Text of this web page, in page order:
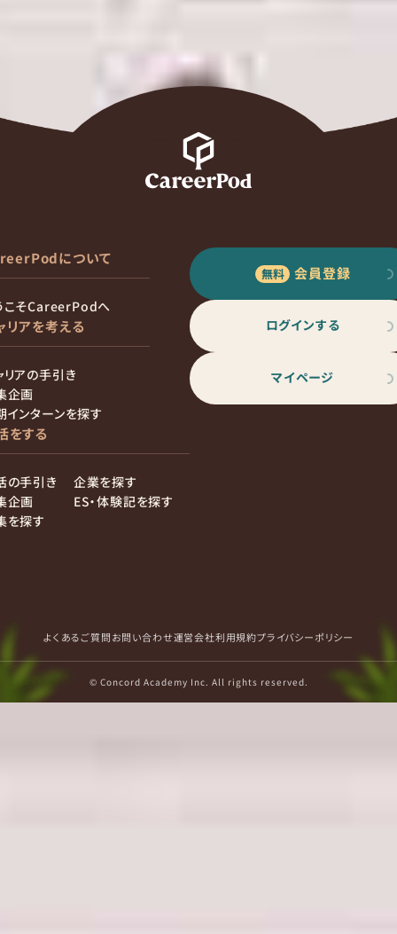
について
こそCareerPodへ
リアを考える
リアの手引き
企画
インターンを探す
をする
の手引き
企画
を探す
企業を探す
ES・体験記を探す
会員登録
ログインする
マイページ
よくあるご質問お問い合わせ運営会社利用規約プライバシーポリシー
© Concord Academy Inc. All rights reserved.